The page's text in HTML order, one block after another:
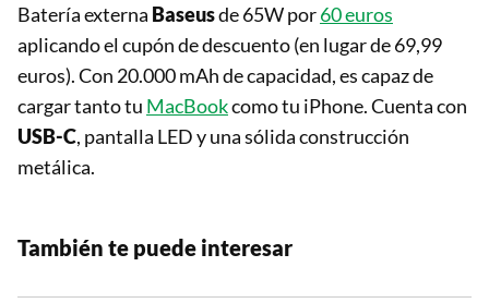
Batería externa Baseusde 65W por60 euros
aplicando el cupón de descuento (en lugar de 69,99
euros). Con 20.000 mAh de capacidad, es capaz de
cargar tanto tu MacBookcomo tu iPhone. Cuenta con
USB-C, pantalla LED y una sólida construcción
metálica.
También te puede interesar